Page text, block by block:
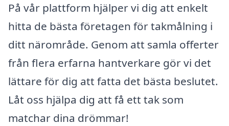
På vår plattform hjälper vi dig att enkelt
hitta de bästa företagen för takmålning i
ditt närområde. Genom att samla offerter
från flera erfarna hantverkare gör vi det
lättare för dig att fatta det bästa beslutet.
Låt oss hjälpa dig att få ett tak som
matchar dina drömmar!